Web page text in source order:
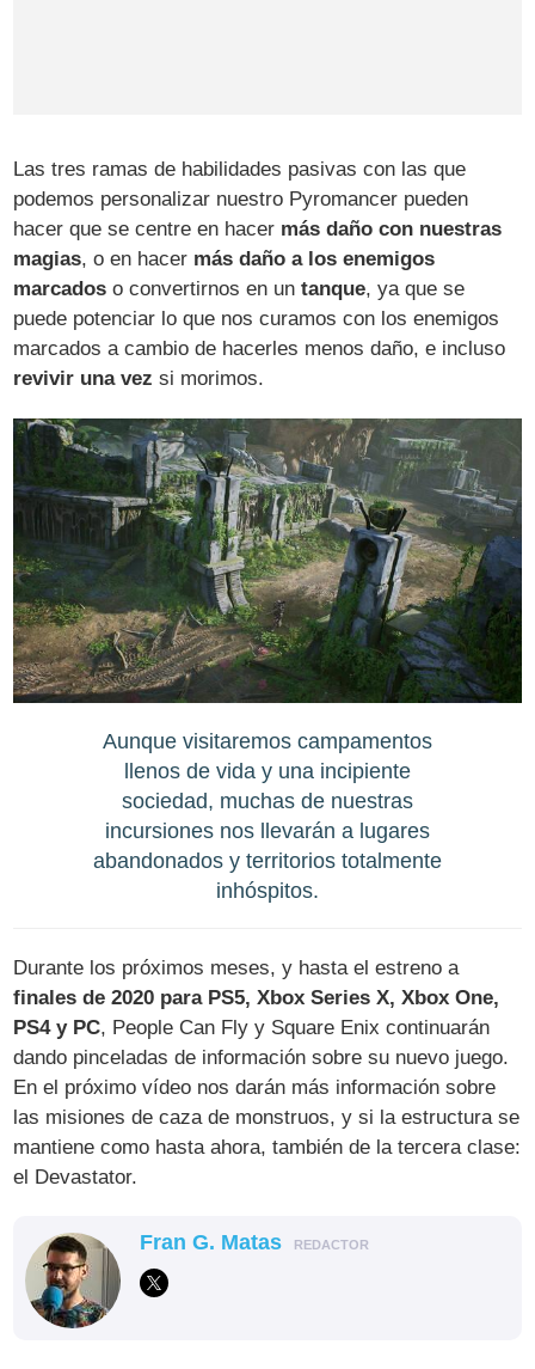
Las tres ramas de habilidades pasivas con las que
podemos personalizar nuestro Pyromancer pueden
hacer que se centre en hacer más daño con nuestras
magias, o en hacer más daño a los enemigos
marcados o convertirnos en untanque, ya que se
puede potenciar lo que nos curamos con los enemigos
marcados a cambio de hacerles menos daño, e incluso
revivir una vez si morimos.
Aunque visitaremos campamentos
llenos de vida y una incipiente
sociedad, muchas de nuestras
incursiones nos llevarán a lugares
abandonados y territorios totalmente
inhóspitos.
Durante los próximos meses, y hasta el estreno a
finales de 2020 para PS5, Xbox Series X, Xbox One,
PS4 y PC, People Can Fly y Square Enix continuarán
dando pinceladas de información sobre su nuevo juego.
En el próximo vídeo nos darán más información sobre
las misiones de caza de monstruos, y si la estructura se
mantiene como hasta ahora, también de la tercera clase:
el Devastator.
Fran G. Matas REDACTOR